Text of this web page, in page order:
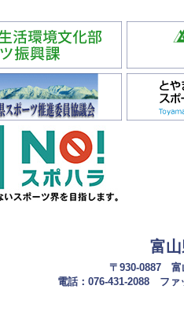
富
〒930-0887 富
電話：076-431-2088 フ